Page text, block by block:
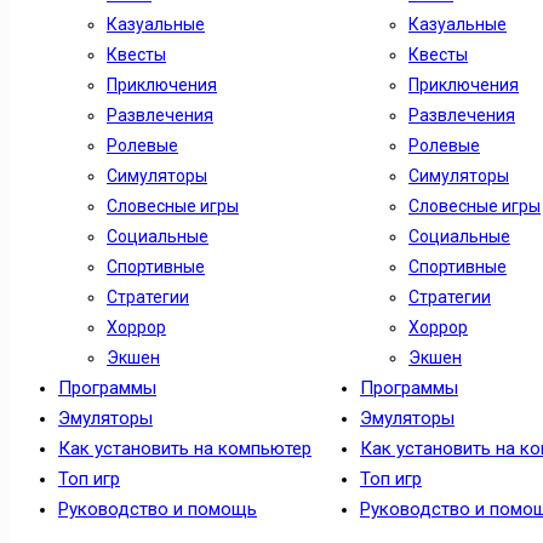
Казуальные
Квесты
Приключения
Развлечения
Ролевые
Симуляторы
Словесные игры
Социальные
Спортивные
Стратегии
Хоррор
Экшен
Программы
Эмуляторы
Как установить на компьютер
Топ игр
Руководство и помощь
Казуальные
Квесты
Приключения
Развлечения
Ролевые
Симуляторы
Словесные игры
Социальные
Спортивные
Стратегии
Хоррор
Экшен
Программы
Эмуляторы
Как установить на
Топ игр
Руководство и